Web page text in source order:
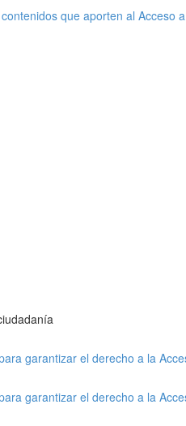
que aporten al Acceso
garantizar el derecho a la
garantizar el derecho a la